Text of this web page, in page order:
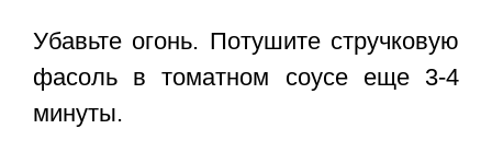
Убавьте огонь. Потушите стручковую
фасоль в томатном соусе еще 3-4
минуты.